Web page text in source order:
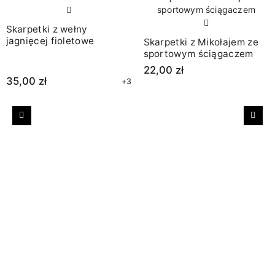
Skarpetki z wełny
jagnięcej fioletowe
35,00 zł +3
Skarpetki z Mikołajem ze
sportowym ściągaczem
22,00 zł
Poprzedni